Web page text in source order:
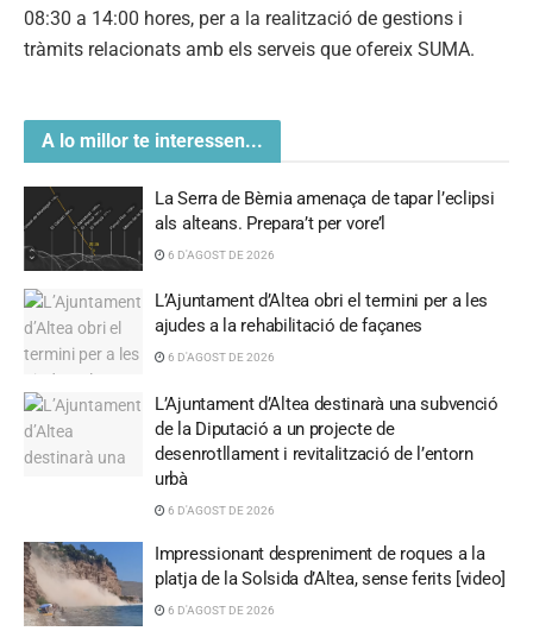
08:30 a 14:00 hores, per a la realització de gestions i
tràmits relacionats amb els serveis que ofereix SUMA.
A lo millor te interessen...
La Serra de Bèrnia amenaça de tapar l’eclipsi
als alteans. Prepara’t per vore’l
6 D'AGOST DE 2026
L’Ajuntament d’Altea obri el termini per a les
ajudes a la rehabilitació de façanes
6 D'AGOST DE 2026
L’Ajuntament d’Altea destinarà una subvenció
de la Diputació a un projecte de
desenrotllament i revitalització de l’entorn
urbà
6 D'AGOST DE 2026
Impressionant despreniment de roques a la
platja de la Solsida d’Altea, sense ferits [video]
6 D'AGOST DE 2026